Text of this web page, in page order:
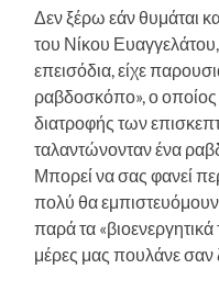
Δεν ξέρω εάν θυμάται
του Νίκου
επεισόδια, είχε
ραβδοσκόπο», ο
διατροφής των
ταλαντώνονταν ένα
Μπορεί να σας φανεί
πολύ θα
παρά τα «βιοενεργητικά
μέρες μας πουλάνε